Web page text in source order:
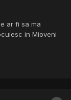
ar fi sa ma
in Mioveni
(nu stiu daca